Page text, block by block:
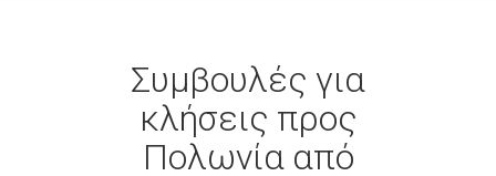
Συμβουλές για
κλήσεις προς
Πολωνία από